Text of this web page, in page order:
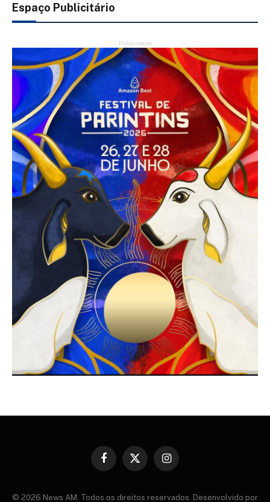
Espaço Publicitário
Publicidade
Facebook
X
Instagram
© 2026 News AM. Todos os direitos reservados. Desenvolvido por